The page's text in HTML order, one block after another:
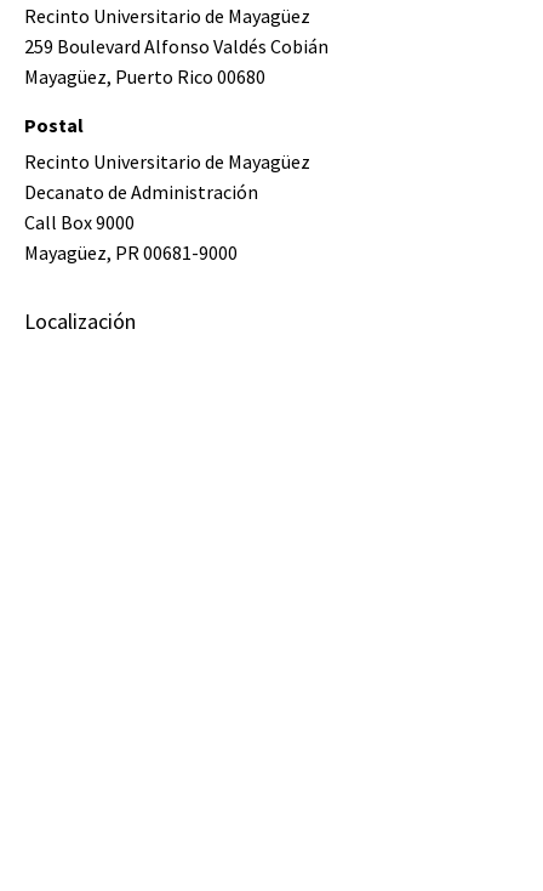
Recinto Universitario de Mayagüez
259 Boulevard Alfonso Valdés Cobián
Mayagüez, Puerto Rico 00680
Postal
Recinto Universitario de Mayagüez
Decanato de Administración
Call Box 9000
Mayagüez, PR 00681-9000
Localización